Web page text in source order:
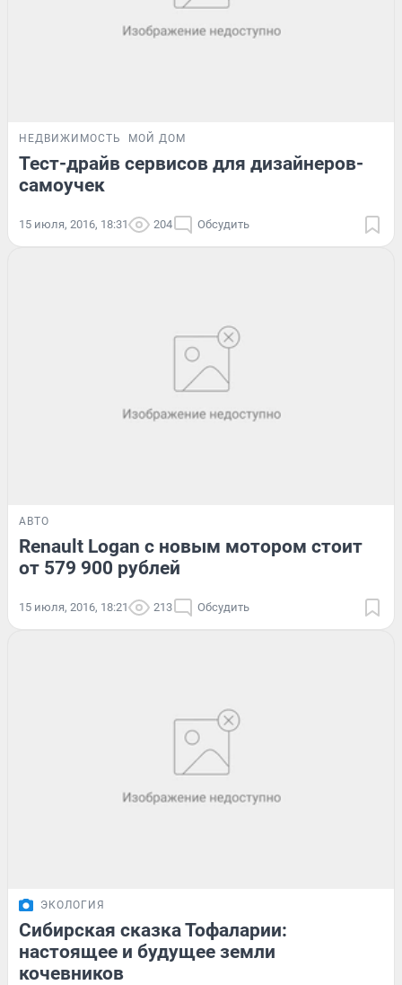
НЕДВИЖИМОСТЬ МОЙ ДОМ
Тест-драйв сервисов для дизайнеров-
самоучек
15 июля, 2016, 18:31 204 Обсудить
АВТО
Renault Logan с новым мотором стоит
от 579 900 рублей
15 июля, 2016, 18:21 213 Обсудить
ЭКОЛОГИЯ
Сибирская сказка Тофаларии:
настоящее и будущее земли
кочевников